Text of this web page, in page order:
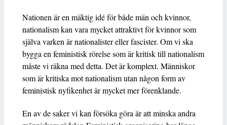
Nationen är en mäktig idé för både män och kvinnor,
nationalism kan vara mycket attraktivt för kvinnor som
själva varken är nationalister eller fascister. Om vi ska
bygga en feministisk rörelse som är kritisk till nationalism
måste vi räkna med detta. Det är komplext. Människor
som är kritiska mot nationalism utan någon form av
feministisk nyfikenhet är mycket mer förenklande.
En av de saker vi kan försöka göra är att minska andra